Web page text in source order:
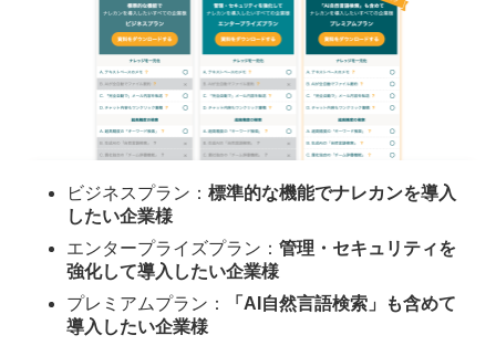
ビジネスプラン： 標準的な機能でナレカンを導入
したい企業様
エンタープライズプラン： 管理・セキュリティを
強化して導入したい企業様
プレミアムプラン：
「AI自然言語検索」も含めて
導入したい企業様